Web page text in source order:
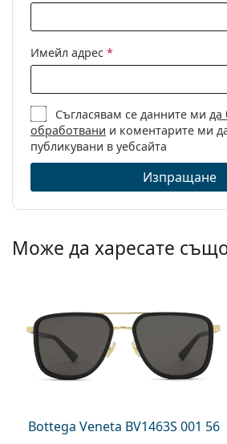
Имейл адрес *
Съгласявам се данните ми да
обработвани и коментарите ми
публикувани в уебсайта
Изпращане
Може да харесате
Bottega Veneta BV1463S 001 56